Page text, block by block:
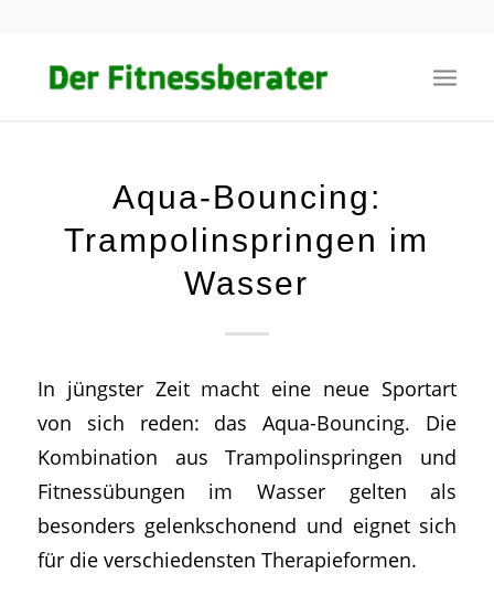
Aqua-Bouncing:
Trampolinspringen im
Wasser
In jüngster Zeit macht eine neue Sportart
von sich reden: das Aqua-Bouncing. Die
Kombination aus Trampolinspringen und
Fitnessübungen im Wasser gelten als
besonders gelenkschonend und eignet sich
für die verschiedensten Therapieformen.